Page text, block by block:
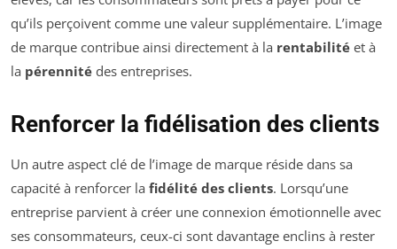
qu’ils perçoivent comme une valeur supplémentaire. L’image
de marque contribue ainsi directement à la rentabilité et à
la pérennité des entreprises.
Renforcer la fidélisation des clients
Un autre aspect clé de l’image de marque réside dans sa
capacité à renforcer la fidélité des clients. Lorsqu’une
entreprise parvient à créer une connexion émotionnelle avec
ses consommateurs, ceux-ci sont davantage enclins à rester